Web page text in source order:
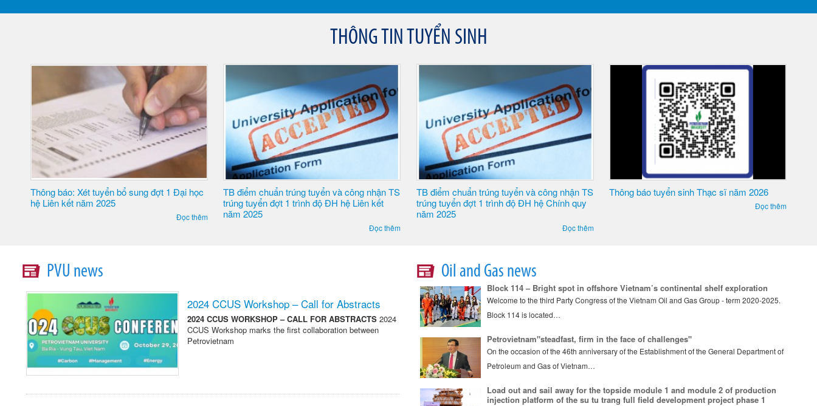
THÔNG TIN TUYỂN SINH
học
TB điểm chuẩn trúng tuyển và công nhận TS
trúng tuyển đợt 1 trình độ ĐH hệ Liên kết
TB điểm chuẩn trúng tuyển và công nhận TS
trúng tuyển đợt 1 trình độ ĐH hệ Chính quy
năm 2025
Đọc thêm
Thông báo tuyển sinh Thạc sĩ năm 2026
Đọc thêm
THÔNG BÁO: Khung quy đổi điểm tương
đương tổ hợp môn học THPT, ĐGNL ĐHQG
PVU news
2024 CCUS Workshop – Call for Abstracts
2024 CCUS WORKSHOP – CALL FOR ABSTRACTS2024
CCUS Workshop marks the first collaboration between
Petrovietnam
Oil and Gas news
Block 114 – Bright spot in offshore Vietnam’s continental shelf exploration
Welcome to the third Party Congress of the Vietnam Oil and Gas Group - term 2020-2025.
Block 114 is located…
Petrovietnam"steadfast, firm in the face of challenges"
On the occasion of the 46th anniversary of the Establishment of the General Department of
Petroleum and Gas of Vietnam…
Load out and sail away for the topside module 1 and module 2 of production
injection platform of the su tu trang full field development project phase 1